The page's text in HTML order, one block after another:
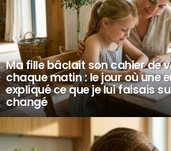
Ma fille bâclait son cahier de
chaque matin : le jour où une
expliqué ce que je lui faisais
changé